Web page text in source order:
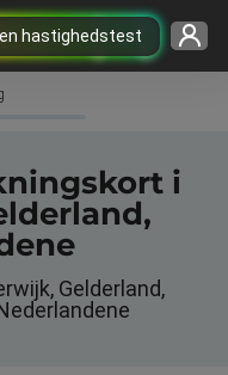
hastighedstest
i
Gelderland,